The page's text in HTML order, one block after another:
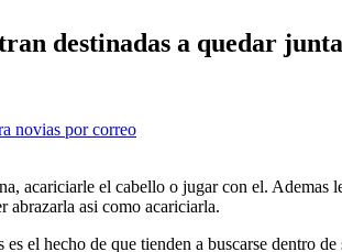
destinadas a quedar
novias por correo
acariciarle el cabello o jugar con el. Ademas
abrazarla asi­ como acariciarla.
el hecho de que tienden a buscarse dentro